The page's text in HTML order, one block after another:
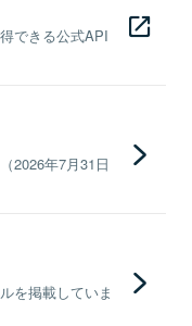
できる公式API
2026年7月31日
を掲載していま